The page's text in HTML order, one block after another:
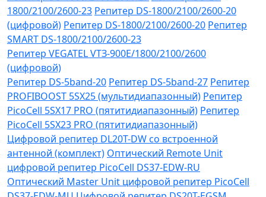
1800/2100/2600-23 Репитер DS-1800/2100/2600-20
(цифровой) Репитер DS-1800/2100/2600-20 Репитер
SMART DS-1800/2100/2600-23
Репитер VЕGATEL VТЗ-900Е/1800/2100/2600
(цифровой)
Репитер DS-5band-20 Репитер DS-5band-27 Репитер
PROFIBOOST 5SX25 (мультидиапазонный) Репитер
PicoCell 5SX17 PRO (пятитидиапазонный) Репитер
PicoCell 5SX23 PRO (пятитидиапазонный)
Цифровой репитер DL20T-DW со встроенной
антенной (комплект) Оптический Remote Unit
цифровой репитер PicoCell DS37-EDW-RU
Оптический Master Unit цифровой репитер PicoCell